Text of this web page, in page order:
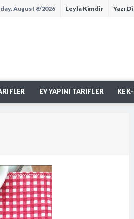
August 8/2026 Leyla Kimdir Yazı
EV YAPIMI TARIFLER